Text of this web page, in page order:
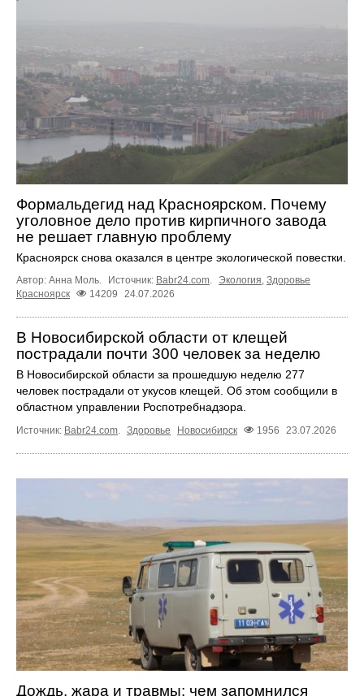
Формальдегид над Красноярском. Почему
уголовное дело против кирпичного завода
не решает главную проблему
Красноярск снова оказался в центре экологической повестки.
Автор: Анна Моль. Источник: Babr24.com. Экология, Здоровье
Красноярск
14209 24.07.2026
В Новосибирской области от клещей
пострадали почти 300 человек за неделю
В Новосибирской области за прошедшую неделю 277
человек пострадали от укусов клещей. Об этом сообщили в
областном управлении Роспотребнадзора.
Источник: Babr24.com. Здоровье Новосибирск 1956 23.07.2026
Дождь, жара и травмы: чем запомнился